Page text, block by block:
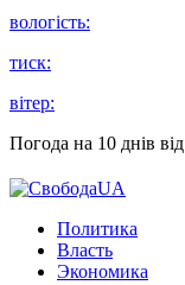
вологість:
тиск:
вітер:
Погода на 10 днів від
Политика
Власть
Экономика